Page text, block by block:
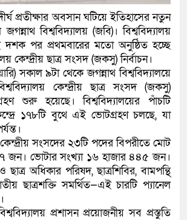
লতিফ সিদ্দিকী
নতুন মামলায় গ্রেফতার
কলিমউল্লাহকে (ভিডিও)
প্রতীক্ষার অবসান ঘটিয়ে ইতিহাসের নতুন
বিশ্ববিদ্যালয় (জবি)। বিশ্ববিদ্যালয়
দশক পর প্রথমবারের মতো অনুষ্ঠিত হচ্ছে
কেন্দ্রীয় ছাত্র সংসদ (জকসু) নির্বাচন।
সকাল ৯টা থেকে জগন্নাথ বিশ্ববিদ্যালয়ে
কেন্দ্রীয় ছাত্র সংসদ (জকসু)
শুরু হয়েছে। বিশ্ববিদ্যালয়ের পাঁচটি
১৭৮টি বুথে এই ভোটগ্রহণ চলছে, যা
কেন্দ্রীয় সংসদের ২৩টি পদের বিপরীতে মোট
জন। ভোটার সংখ্যা ১৬ হাজার ৪৪৫ জন।
ছাত্র অধিকার পরিষদ, ছাত্রশিবির, বামপন্থি
ছাত্রশক্তি সমর্থিত—এই চারটি প্যানেল
প্রশাসন প্রয়োজনীয় সব প্রস্তুতি